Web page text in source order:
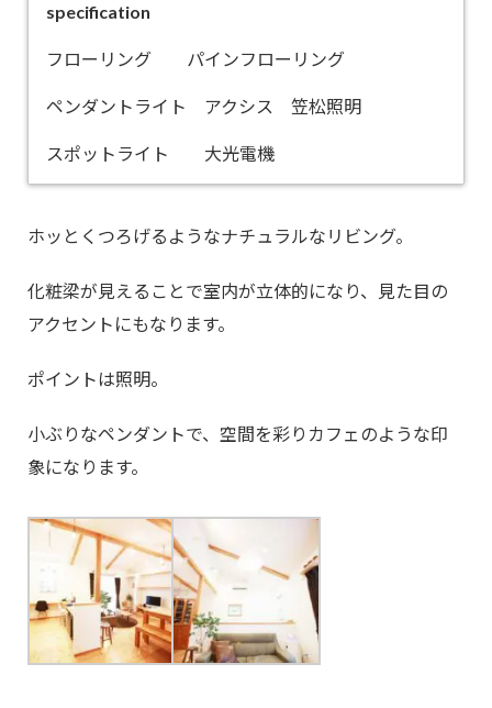
specification
フローリング パインフローリング
ペンダントライト アクシス 笠松照明
スポットライト 大光電機
ホッとくつろげるようなナチュラルなリビング。
化粧梁が見えることで室内が立体的になり、見た目の
アクセントにもなります。
ポイントは照明。
小ぶりなペンダントで、空間を彩りカフェのような印
象になります。